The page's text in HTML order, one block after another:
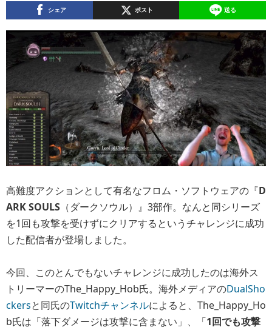
シェア ポスト 送る
高難度アクションとして有名なフロム・ソフトウェアの『D
ARK SOULS （ダークソウル）』3部作。なんと同シリーズ
を1回も攻撃を受けずにクリアするというチャレンジに成功
した配信者が登場しました。
今回、このとんでもないチャレンジに成功したのは海外ス
トリーマーのThe_Happy_Hob氏。海外メディアのDualSho
ckersと同氏のTwitchチャンネルによると、The_Happy_Ho
b氏は「落下ダメージは攻撃に含まない」、「1回でも攻撃